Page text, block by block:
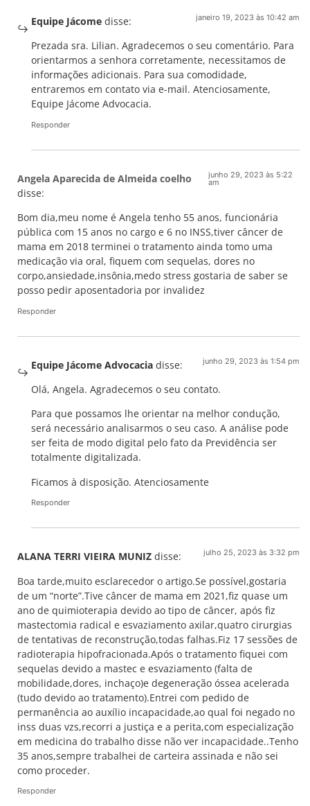
Equipe Jácome disse: janeiro 19, 2023 às 10:42 am
Prezada sra. Lilian. Agradecemos o seu comentário. Para
orientarmos a senhora corretamente, necessitamos de
informações adicionais. Para sua comodidade,
entraremos em contato via e-mail. Atenciosamente,
Equipe Jácome Advocacia.
Responder
Angela Aparecida de Almeida coelho
disse:
junho 29, 2023 às 5:22
am
Bom dia,meu nome é Angela tenho 55 anos, funcionária
pública com 15 anos no cargo e 6 no INSS,tiver câncer de
mama em 2018 terminei o tratamento ainda tomo uma
medicação via oral, fiquem com sequelas, dores no
corpo,ansiedade,insônia,medo stress gostaria de saber se
posso pedir aposentadoria por invalidez
Responder
Equipe Jácome Advocacia disse: junho 29, 2023 às 1:54 pm
Olá, Angela. Agradecemos o seu contato.
Para que possamos lhe orientar na melhor condução,
será necessário analisarmos o seu caso. A análise pode
ser feita de modo digital pelo fato da Previdência ser
totalmente digitalizada.
Ficamos à disposição. Atenciosamente
Responder
ALANA TERRI VIEIRA MUNIZ disse: julho 25, 2023 às 3:32 pm
Boa tarde,muito esclarecedor o artigo.Se possível,gostaria
de um “norte”.Tive câncer de mama em 2021,fiz quase um
ano de quimioterapia devido ao tipo de câncer, após fiz
mastectomia radical e esvaziamento axilar,quatro cirurgias
de tentativas de reconstrução,todas falhas.Fiz 17 sessões de
radioterapia hipofracionada.Após o tratamento fiquei com
sequelas devido a mastec e esvaziamento (falta de
mobilidade,dores, inchaço)e degeneração óssea acelerada
(tudo devido ao tratamento).Entrei com pedido de
permanência ao auxílio incapacidade,ao qual foi negado no
inss duas vzs,recorri a justiça e a perita,com especialização
em medicina do trabalho disse não ver incapacidade..Tenho
35 anos,sempre trabalhei de carteira assinada e não sei
como proceder.
Responder